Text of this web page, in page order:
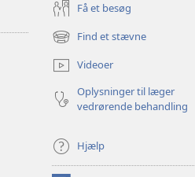
Få et besøg
Find et stævne
(åbner
nyt
vindue)
Videoer
Oplysninger til læger
vedrørende behandling
Hjælp